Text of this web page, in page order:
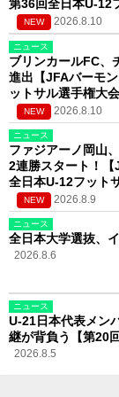
第36回全日本U-12
NEW 2026.8.10
ニュース
ブリンカールFC、
進出【JFAバーモ
ットサル選手権大会
NEW 2026.8.10
ニュース
ファジアーノ岡山
2連勝スタート！【
全日本U-12フット
NEW 2026.8.9
ニュース
全日本大学選抜、
2026.8.6
ニュース
U-21日本代表メン
継が背負う【第20
2026.8.5